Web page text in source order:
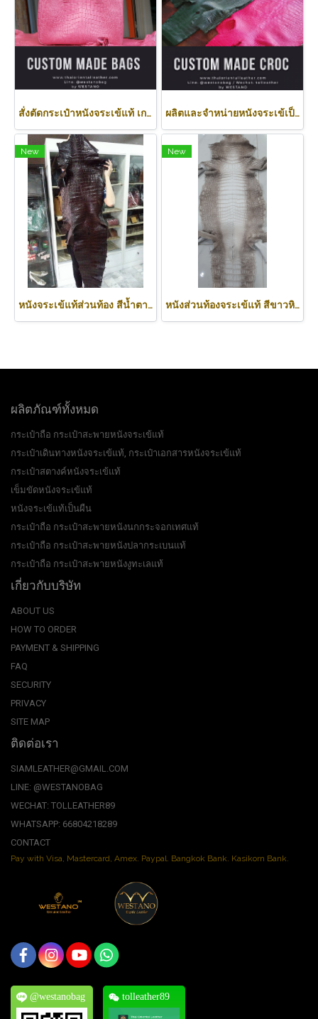
สั่งตัดกระเป๋าหนังจระเข้แท้ เกรด พรีเมี่ยม รับทำตามออเดอร์ ทุกแบบ ทุกสี ผลิตและจำหน่ายหนังจระเข้เป็นผืน ฟอกสีแล้ว หรือ ครัสท์ขาว รับทำตามออเดอร์
New
หนังจระเข้แท้ส่วนท้อง สีน้ำตาลเข้ม (Dark Brown Crocodile Skin) : CR500SK-BR
New
หนังส่วนท้องจระเข้แท้ สีขาวหิมาลัย (Natural White Himalayan) : CR500SK-HIMA
ผลิตภัณฑ์ทั้งหมด
กระเป๋าถือ กระเป๋าสะพายหนังจระเข้แท้
กระเป๋าเดินทางหนังจระเข้แท้, กระเป๋าเอกสารหนังจระเข้แท้
กระเป๋าสตางค์หนังจระเข้แท้
เข็มขัดหนังจระเข้แท้
หนังจระเข้แท้เป็นผืน
กระเป๋าถือ กระเป๋าสะพายหนังนกกระจอกเทศแท้
กระเป๋าถือ กระเป๋าสะพายหนังปลากระเบนแท้
กระเป๋าถือ กระเป๋าสะพายหนังงูทะเลแท้
เกี่ยวกับบริษัท
ABOUT US
HOW TO ORDER
PAYMENT & SHIPPING
FAQ
SECURITY
PRIVACY
SITE MAP
ติดต่อเรา
SIAMLEATHER@GMAIL.COM
LINE: @WESTANOBAG
WECHAT: TOLLEATHER89
WHATSAPP: 66804218289
CONTACT
Pay with Visa, Mastercard, Amex. Paypal. Bangkok Bank. Kasikorn Bank.
@westanobag tolleather89